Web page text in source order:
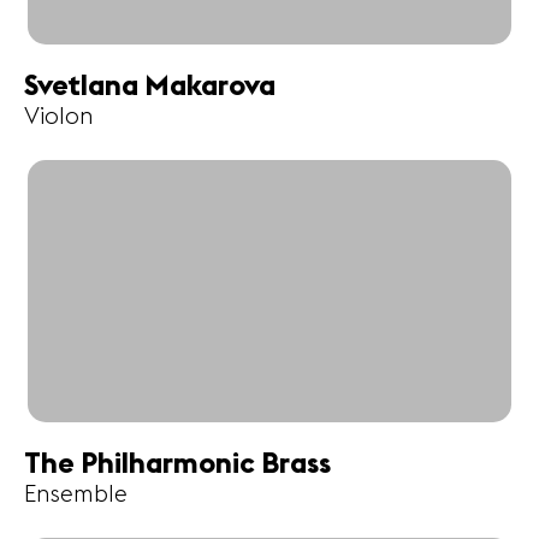
Svetlana Makarova
Violon
The Philharmonic Brass
Ensemble